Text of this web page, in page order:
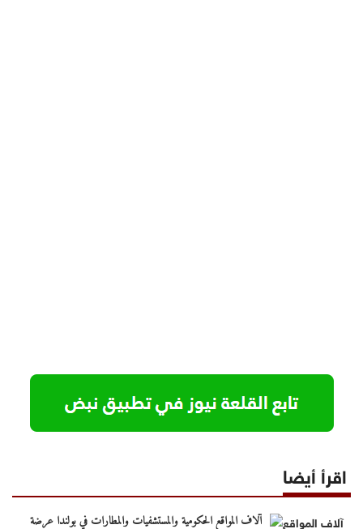
اقرأ أيضا
آلاف المواقع الحكومية والمستشفيات والمطارات في بولندا عرضة